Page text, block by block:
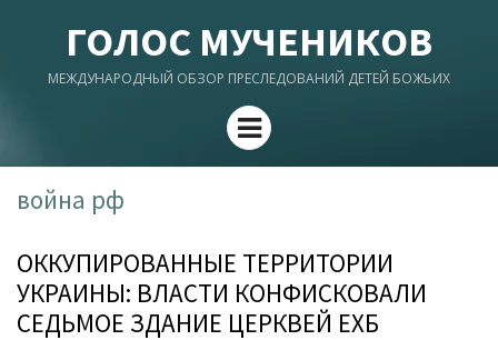
ГОЛОС МУЧЕНИКОВ
МЕЖДУНАРОДНЫЙ ОБЗОР ПРЕСЛЕДОВАНИЙ ДЕТЕЙ БОЖЬИХ
Menu
война рф
ОККУПИРОВАННЫЕ ТЕРРИТОРИИ
УКРАИНЫ: ВЛАСТИ КОНФИСКОВАЛИ
СЕДЬМОЕ ЗДАНИЕ ЦЕРКВЕЙ ЕХБ